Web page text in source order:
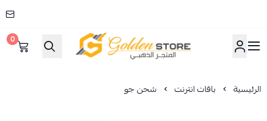
المتجر الذهبي
0
الرئيسية باقات انترنت شحن جو